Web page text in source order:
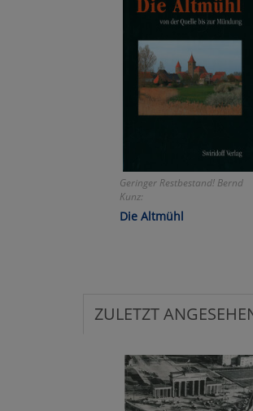
Geringer Restbestand! Bernd
Kunz:
Die Altmühl
ZULETZT